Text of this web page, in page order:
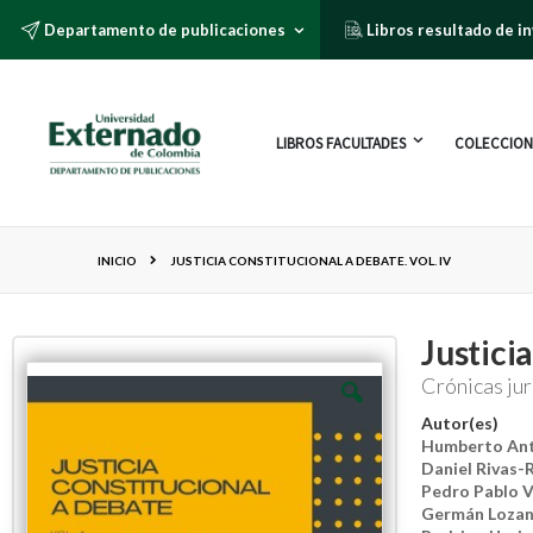
Departamento de publicaciones Libros resultado de
LIBROS FACULTADES
INICIO JUSTICIA CONSTITUCIONAL A DEBATE. VOL. IV
Crónicas
Autor(es)
Humberto
Daniel Rivas-
Pedro Pablo
Germán